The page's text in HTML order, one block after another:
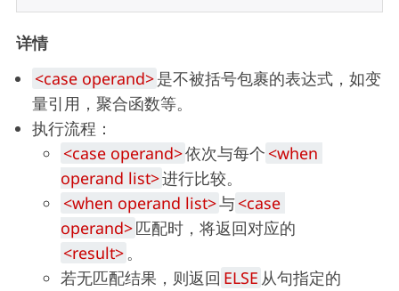
详情
<case operand>是不被括号包裹的表达式，如变
量引用，聚合函数等。
执行流程：
<case operand>依次与每个 <when
operand list>进行比较。
<when operand list>与<case
operand>匹配时，将返回对应的
<result>。
若无匹配结果，则返回 ELSE 从句指定的